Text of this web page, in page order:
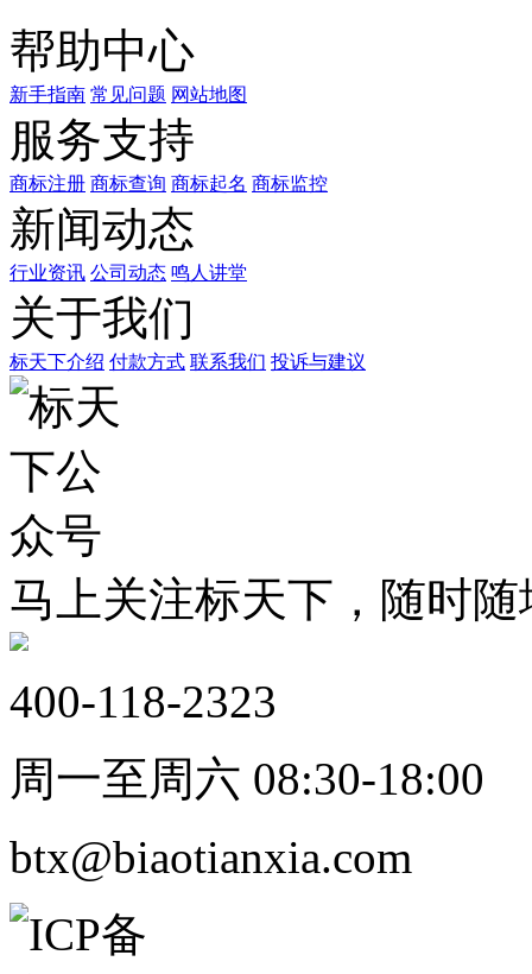
帮助中心
新手指南 常见问题 网站地图
服务支持
商标注册 商标查询 商标起名 商标监控
新闻动态
行业资讯 公司动态 鸣人讲堂
关于我们
标天下介绍 付款方式 联系我们 投诉与建议
马上关注标天下，随时
400-118-2323
周一至周六 08:30-18:00
btx@biaotianxia.com